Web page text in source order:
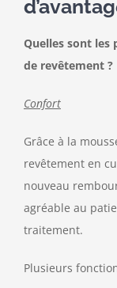
Quelles sont les
de revêtement ?
Confort
Grâce à la
revêtement en
nouveau
agréable au
traitement.
Plusieurs